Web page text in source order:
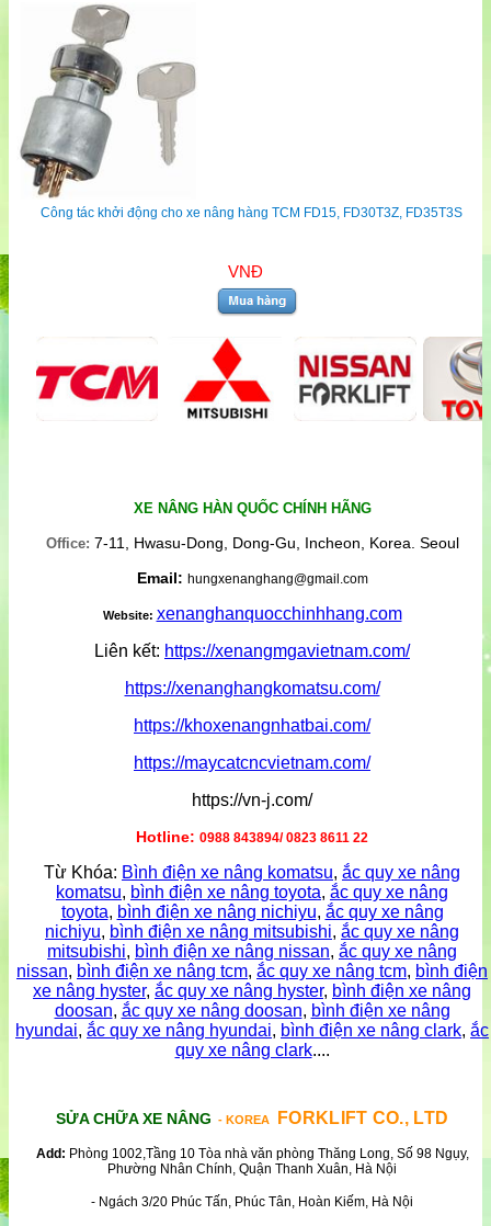
Công tác khởi động cho xe nâng hàng TCM FD15, FD30T3Z, FD35T3S
VNĐ
XE NÂNG HÀN QUỐC CHÍNH HÃNG
Office: 7-11, Hwasu-Dong, Dong-Gu, Incheon, Korea. Seoul
Email: hungxenanghang@gmail.com
Website: xenanghanquocchinhhang.com
Liên kết: https://xenangmgavietnam.com/
https://xenanghangkomatsu.com/
https://khoxenangnhatbai.com/
https://maycatcncvietnam.com/
https://vn-j.com/
Hotline: 0988 843894/ 0823 8611 22
Từ Khóa: Bình điện xe nâng komatsu, ắc quy xe nâng
komatsu, bình điện xe nâng toyota, ắc quy xe nâng
toyota, bình điện xe nâng nichiyu, ắc quy xe nâng
nichiyu, bình điện xe nâng mitsubishi, ắc quy xe nâng
mitsubishi, bình điện xe nâng nissan, ắc quy xe nâng
nissan, bình điện xe nâng tcm, ắc quy xe nâng tcm, bình điện
xe nâng hyster, ắc quy xe nâng hyster, bình điện xe nâng
doosan, ắc quy xe nâng doosan, bình điện xe nâng
hyundai, ắc quy xe nâng hyundai, bình điện xe nâng clark, ắc
quy xe nâng clark....
SỬA CHỮA XE NÂNG - KOREA FORKLIFT CO., LTD
Add: Phòng 1002,Tầng 10 Tòa nhà văn phòng Thăng Long, Số 98 Ngụy,
Phường Nhân Chính, Quận Thanh Xuân, Hà Nội
- Ngách 3/20 Phúc Tấn, Phúc Tân, Hoàn Kiếm, Hà Nội